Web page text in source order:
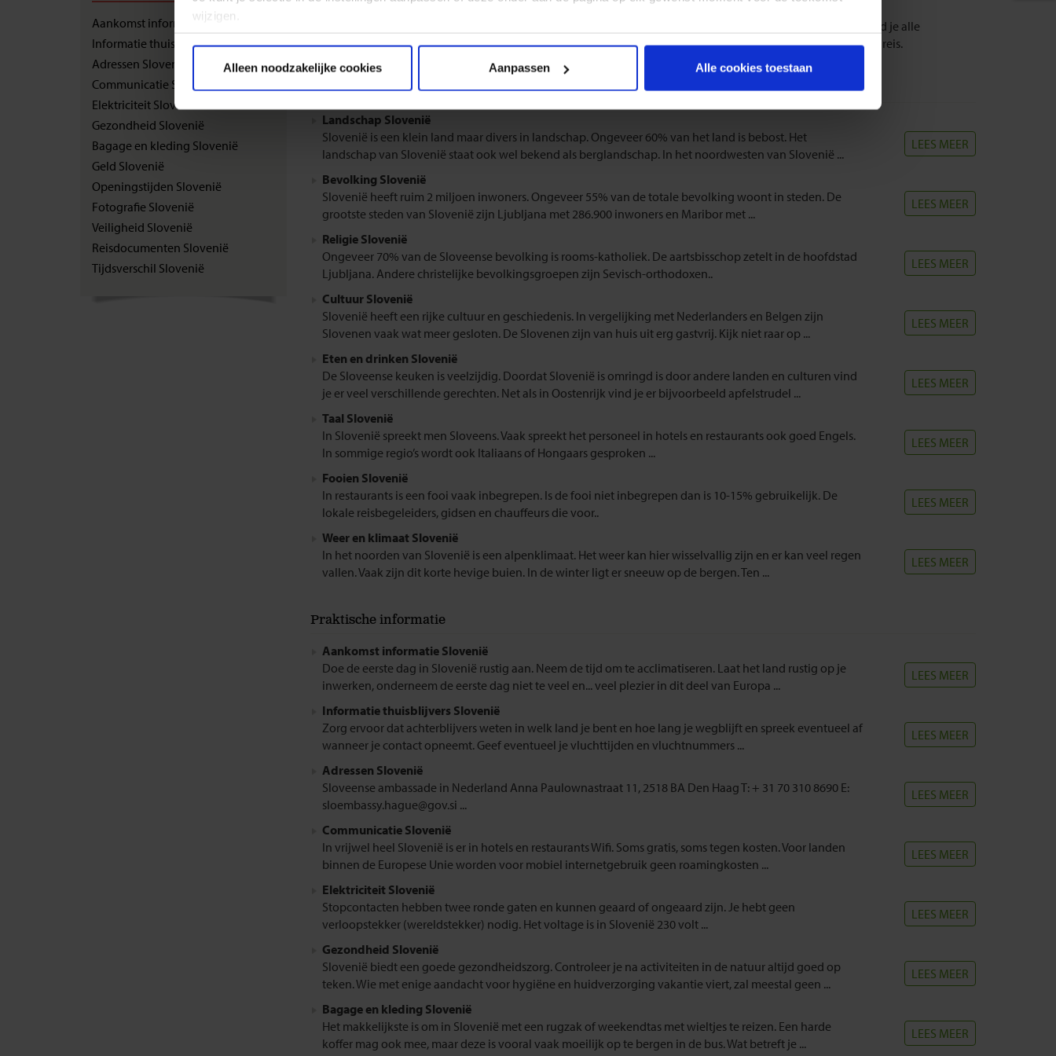
wijzigen.
Alleen noodzakelijke cookies
Aanpassen Alle cookies toestaan
Aankomst informatie Slovenië
Informatie thuisblijvers Slovenië
Adressen Slovenië
Communicatie Slovenië
Elektriciteit Slovenië
Gezondheid Slovenië
Bagage en kleding Slovenië
Geld Slovenië
Openingstijden Slovenië
Fotografie Slovenië
Veiligheid Slovenië
Reisdocumenten Slovenië
Tijdsverschil Slovenië
vind je alle
informatie over het land Slovenië. Bekijk ook onzerondreizen naar Sloveniëen selecteer je favoriete Slovenië reis.
Achtergrond informatie
Landschap Slovenië
Slovenië is een klein land maar divers in landschap. Ongeveer 60% van het land is bebost. Het
landschap van Slovenië staat ook wel bekend als berglandschap. In het noordwesten van Slovenië ...
LEES MEER
Bevolking Slovenië
Slovenië heeft ruim 2 miljoen inwoners. Ongeveer 55% van de totale bevolking woont in steden. De
grootste steden van Slovenië zijn Ljubljana met 286.900 inwoners en Maribor met ...
LEES MEER
Religie Slovenië
Ongeveer 70% van de Sloveense bevolking is rooms-katholiek. De aartsbisschop zetelt in de hoofdstad
Ljubljana. Andere christelijke bevolkingsgroepen zijn Sevisch-orthodoxen..
LEES MEER
Cultuur Slovenië
Slovenië heeft een rijke cultuur en geschiedenis. In vergelijking met Nederlanders en Belgen zijn
Slovenen vaak wat meer gesloten. De Slovenen zijn van huis uit erg gastvrij. Kijk niet raar op ...
LEES MEER
Eten en drinken Slovenië
De Sloveense keuken is veelzijdig. Doordat Slovenië is omringd is door andere landen en culturen vind
je er veel verschillende gerechten. Net als in Oostenrijk vind je er bijvoorbeeld apfelstrudel ...
LEES MEER
Taal Slovenië
In Slovenië spreekt men Sloveens. Vaak spreekt het personeel in hotels en restaurants ook goed Engels.
In sommige regio’s wordt ook Italiaans of Hongaars gesproken ...
LEES MEER
Fooien Slovenië
In restaurants is een fooi vaak inbegrepen. Is de fooi niet inbegrepen dan is 10-15% gebruikelijk. De
lokale reisbegeleiders, gidsen en chauffeurs die voor..
LEES MEER
Weer en klimaat Slovenië
In het noorden van Slovenië is een alpenklimaat. Het weer kan hier wisselvallig zijn en er kan veel regen
vallen. Vaak zijn dit korte hevige buien. In de winter ligt er sneeuw op de bergen. Ten ...
LEES MEER
Praktische informatie
Aankomst informatie Slovenië
Doe de eerste dag in Slovenië rustig aan. Neem de tijd om te acclimatiseren. Laat het land rustig op je
inwerken, onderneem de eerste dag niet te veel en... veel plezier in dit deel van Europa ...
LEES MEER
Informatie thuisblijvers Slovenië
Zorg ervoor dat achterblijvers weten in welk land je bent en hoe lang je wegblijft en spreek eventueel af
wanneer je contact opneemt. Geef eventueel je vluchttijden en vluchtnummers ...
LEES MEER
Adressen Slovenië
Sloveense ambassade in Nederland Anna Paulownastraat 11, 2518 BA Den Haag T: + 31 70 310 8690 E:
sloembassy.hague@gov.si ...
LEES MEER
Communicatie Slovenië
In vrijwel heel Slovenië is er in hotels en restaurants Wifi. Soms gratis, soms tegen kosten. Voor landen
binnen de Europese Unie worden voor mobiel internetgebruik geen roamingkosten ...
LEES MEER
Elektriciteit Slovenië
Stopcontacten hebben twee ronde gaten en kunnen geaard of ongeaard zijn. Je hebt geen
verloopstekker (wereldstekker) nodig. Het voltage is in Slovenië 230 volt ...
LEES MEER
Gezondheid Slovenië
Slovenië biedt een goede gezondheidszorg. Controleer je na activiteiten in de natuur altijd goed op
teken. Wie met enige aandacht voor hygiëne en huidverzorging vakantie viert, zal meestal geen ...
LEES MEER
Bagage en kleding Slovenië
Het makkelijkste is om in Slovenië met een rugzak of weekendtas met wieltjes te reizen. Een harde
koffer mag ook mee, maar deze is vooral vaak moeilijk op te bergen in de bus. Wat betreft je ...
LEES MEER